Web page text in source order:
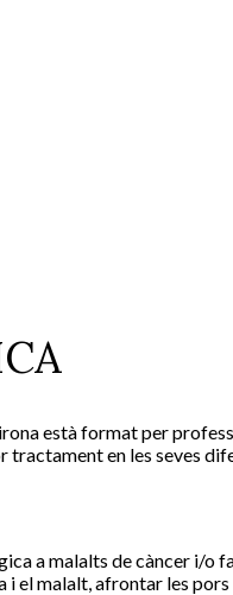
està format per
en les seves
a malalts de càncer i/
el malalt, afrontar les